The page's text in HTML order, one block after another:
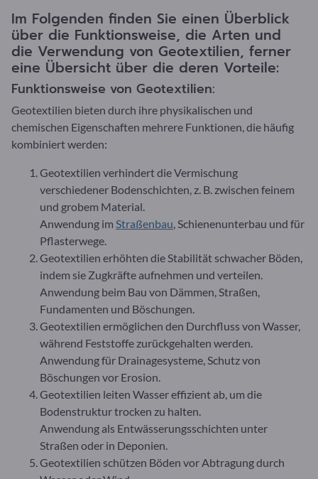
Im Folgenden finden Sie einen Überblick
über die Funktionsweise, die Arten und
die Verwendung von Geotextilien, ferner
eine Übersicht über die deren Vorteile:
Funktionsweise von Geotextilien:
Geotextilien bieten durch ihre physikalischen und
chemischen Eigenschaften mehrere Funktionen, die häufig
kombiniert werden:
Geotextilien verhindert die Vermischung
verschiedener Bodenschichten, z. B. zwischen feinem
und grobem Material.
Anwendung im Straßenbau, Schienenunterbau und für
Pflasterwege.
Geotextilien erhöhten die Stabilität schwacher Böden,
indem sie Zugkräfte aufnehmen und verteilen.
Anwendung beim Bau von Dämmen, Straßen,
Fundamenten und Böschungen.
Geotextilien ermöglichen den Durchfluss von Wasser,
während Feststoffe zurückgehalten werden.
Anwendung für Drainagesysteme, Schutz von
Böschungen vor Erosion.
Geotextilien leiten Wasser effizient ab, um die
Bodenstruktur trocken zu halten.
Anwendung als Entwässerungsschichten unter
Straßen oder in Deponien.
Geotextilien schützen Böden vor Abtragung durch